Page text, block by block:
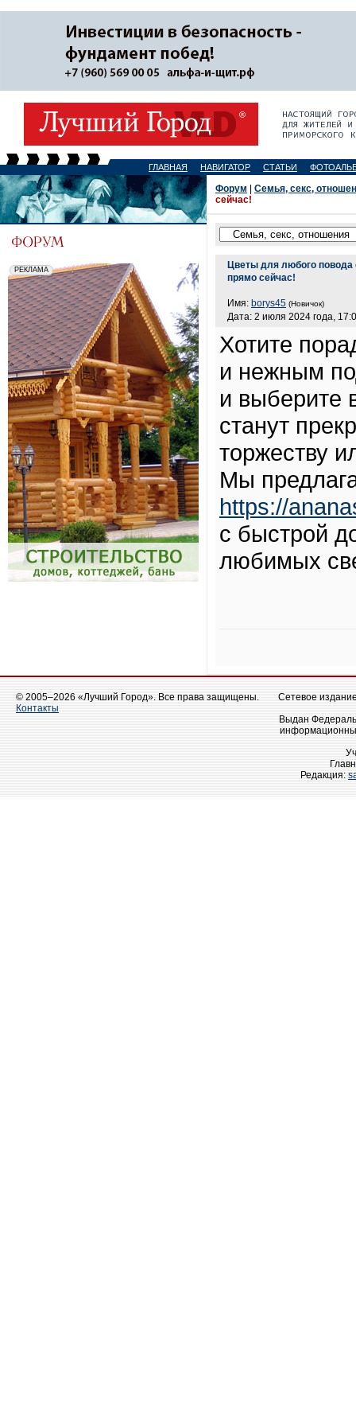
ГЛАВНАЯ НАВИГАТОР СТАТЬИ
Форум
Семья, секс,
сейчас!
Цветы для любого повода
прямо сейчас!
Имя: borys45 (Новичок)
Дата: 2 июля 2024 года,
Хотите
и нежным
и выберите
станут
торжеству
Мы
https://
с быстрой
любимых
© 2005–2026 «Лучший Город». Все права защищены.
Контакты
Сетевое
Выдан
Редакция: